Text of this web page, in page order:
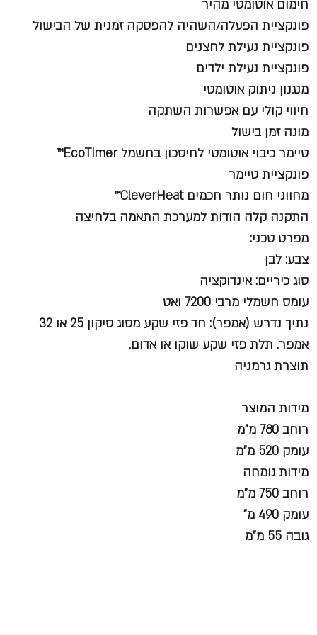
חימום אוטומטי מהיר
פונקציית הפעלה/השהיה להפסקה זמנית של הבישול
פונקציית נעילת לחצנים
פונקציית נעילת ילדים
מנגנון ניתוק אוטומטי
חיווי קולי עם אפשרות השתקה
מונה זמן בישול
טיימר כיבוי אוטומטי לחיסכון בחשמל EcoTimer™
פונקציית טיימר
מחווני חום נותר חכמים CleverHeat™
התקנה קלה הודות למערכת התאמה בלחיצה
מפרט טכני:
צבע: לבן
סוג כיריים: אינדוקציה
עומס חשמלי מרבי 7200 ואט
נתיך נדרש (אמפר): חד פזי שקע מסוג סיקון 25 או 32
אמפר. תלת פזי שקע שוקו או אדום.
תוצרת גרמניה
מידות המוצר
רוחב 780 מ"מ
עומק 520 מ"מ
מידות גומחה
רוחב 750 מ"מ
עומק 490 מ"
גובה 55 מ"מ